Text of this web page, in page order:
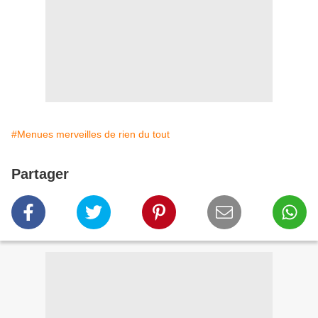
#Menues merveilles de rien du tout
Partager